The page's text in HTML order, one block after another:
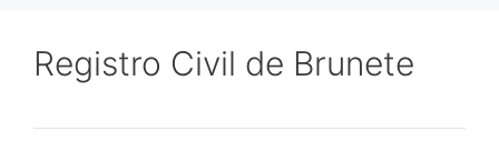
Registro Civil de Brunete